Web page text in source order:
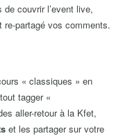
couvrir l’event live,
partagé vos comments.
« classiques » en
tagger «
aller-retour à la Kfet,
et les partager sur votre